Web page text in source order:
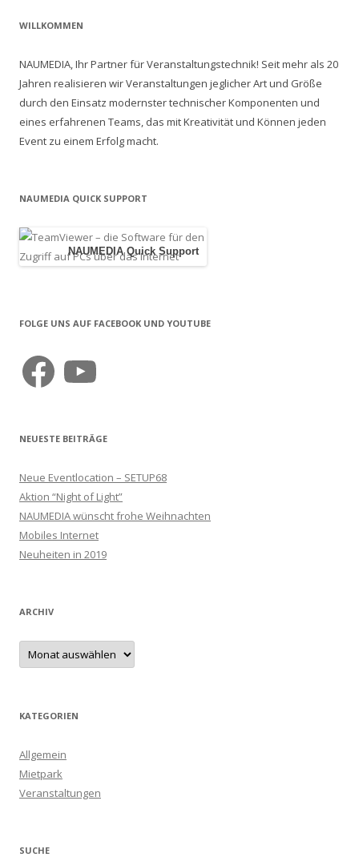
WILLKOMMEN
NAUMEDIA, Ihr Partner für Veranstaltungstechnik! Seit mehr als 20
Jahren realisieren wir Veranstaltungen jeglicher Art und Größe
durch den Einsatz modernster technischer Komponenten und
eines erfahrenen Teams, das mit Kreativität und Können jeden
Event zu einem Erfolg macht.
NAUMEDIA QUICK SUPPORT
NAUMEDIA Quick Support
FOLGE UNS AUF FACEBOOK UND YOUTUBE
FacebookYouTube
NEUESTE BEITRÄGE
Neue Eventlocation – SETUP68
Aktion “Night of Light”
NAUMEDIA wünscht frohe Weihnachten
Mobiles Internet
Neuheiten in 2019
ARCHIV
Archiv
KATEGORIEN
Allgemein
Mietpark
Veranstaltungen
SUCHE